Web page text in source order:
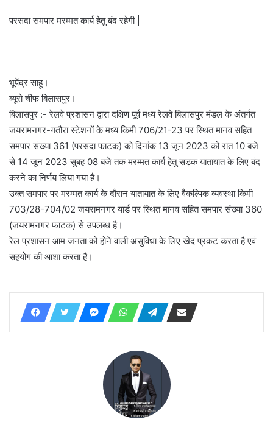
परसदा समपार मरम्मत कार्य हेतु बंद रहेगी |
भूपेंद्र साहू।
ब्यूरो चीफ बिलासपुर।
बिलासपुर :- रेलवे प्रशासन द्वारा दक्षिण पूर्व मध्य रेलवे बिलासपुर मंडल के अंतर्गत
जयरामनगर-गतौरा स्टेशनों के मध्य किमी 706/21-23 पर स्थित मानव सहित
समपार संख्या 361 (परसदा फाटक) को दिनांक 13 जून 2023 को रात 10 बजे
से 14 जून 2023 सुबह 08 बजे तक मरम्मत कार्य हेतु सड़क यातायात के लिए बंद
करने का निर्णय लिया गया है।
उक्त समपार पर मरम्मत कार्य के दौरान यातायात के लिए वैकल्पिक व्यवस्था किमी
703/28-704/02 जयरामनगर यार्ड पर स्थित मानव सहित समपार संख्या 360
(जयरामनगर फाटक) से उपलब्ध है।
रेल प्रशासन आम जनता को होने वाली असुविधा के लिए खेद प्रकट करता है एवं
सहयोग की आशा करता है।